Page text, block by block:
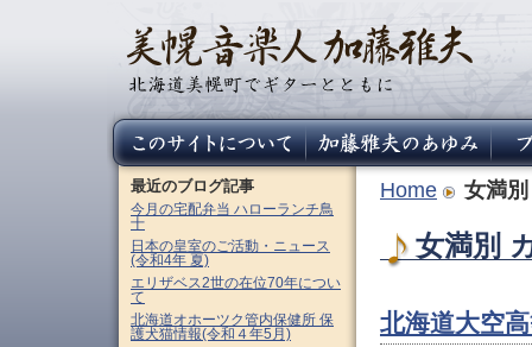
Home 女満別
女満別
北海道大空
最近のブログ記事
今月の宅配弁当 ハローランチ鳥
十
日本の皇室のご活動・ニュース
(令和4年 夏)
エリザベス2世の在位70年につい
て
北海道オホーツク管内保健所 保
護犬猫情報(令和４年5月)